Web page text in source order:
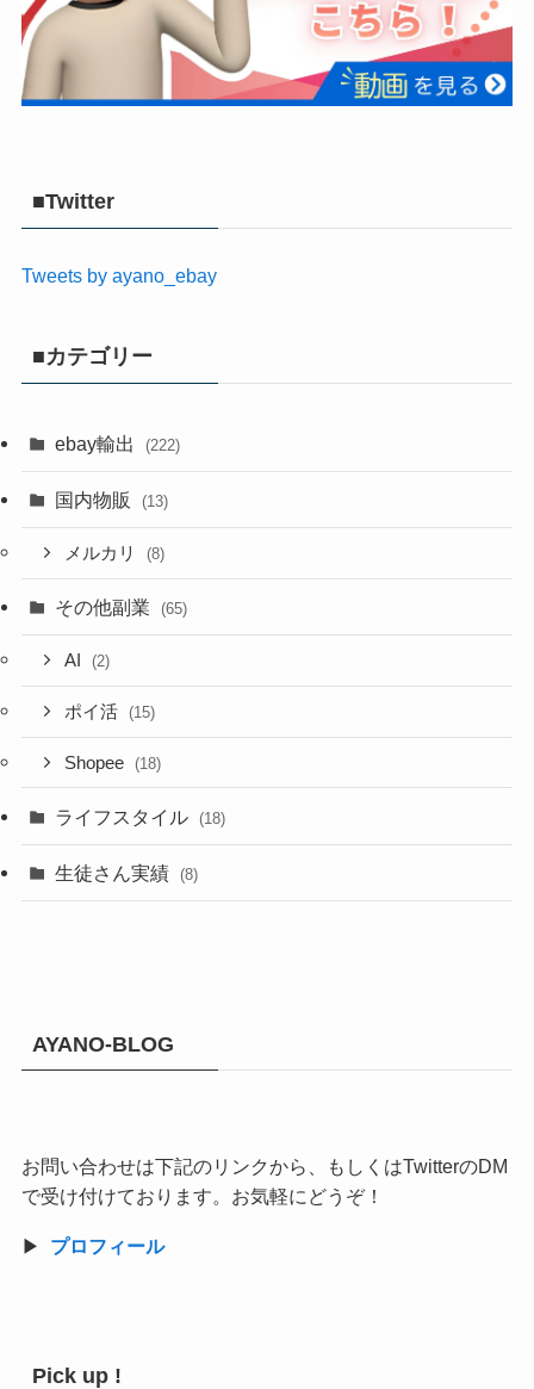
■Twitter
Tweets by ayano_ebay
■カテゴリー
ebay輸出 (222)
国内物販 (13)
メルカリ (8)
その他副業 (65)
AI (2)
ポイ活 (15)
Shopee (18)
ライフスタイル (18)
生徒さん実績 (8)
AYANO-BLOG
お問い合わせは下記のリンクから、もしくはTwitterのDM
で受け付けております。お気軽にどうぞ！
▶︎ プロフィール
Pick up !